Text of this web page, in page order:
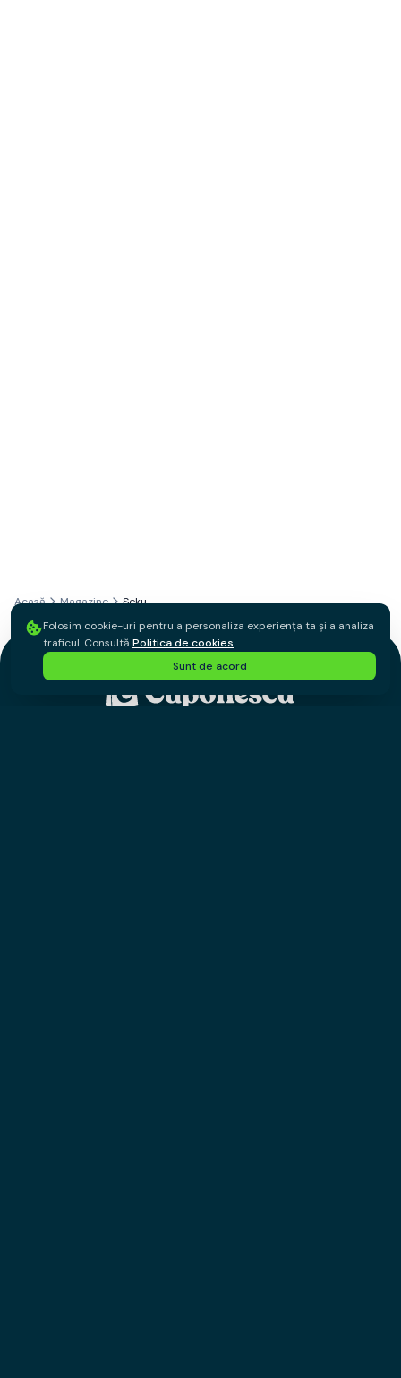
Acasă Magazine Seku
Folosim cookie-uri pentru a personaliza experiența ta și a analiza
traficul. Consultă Politica de cookies.
Sunt de acord